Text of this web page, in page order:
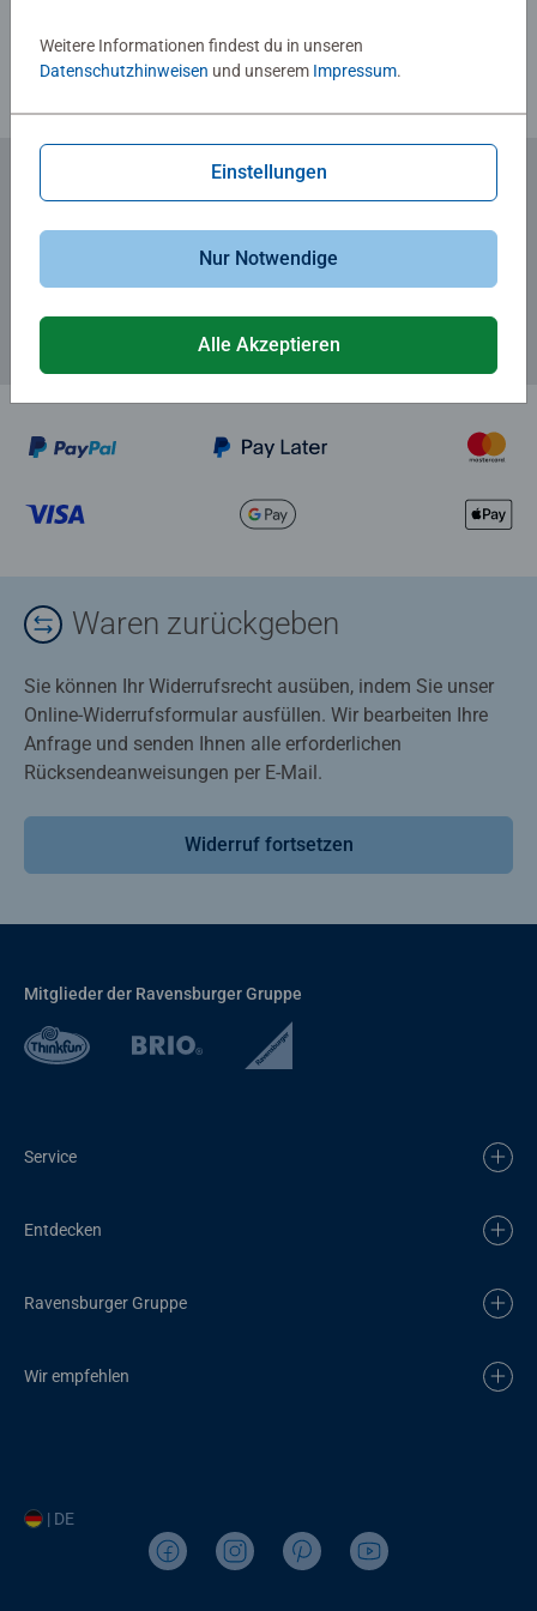
... und 5 € Gutschein sichern!
Waren zurückgeben
Sie können Ihr Widerrufsrecht ausüben, indem Sie unser
Online-Widerrufsformular ausfüllen. Wir bearbeiten Ihre
Anfrage und senden Ihnen alle erforderlichen
Rücksendeanweisungen per E-Mail.
Widerruf fortsetzen
Mitglieder der Ravensburger Gruppe
Service
Entdecken
Ravensburger Gruppe
Wir empfehlen
| DE
Weitere Informationen findest du in unseren
Datenschutzhinweisen und unserem Impressum.
Einstellungen
Nur Notwendige
Alle Akzeptieren